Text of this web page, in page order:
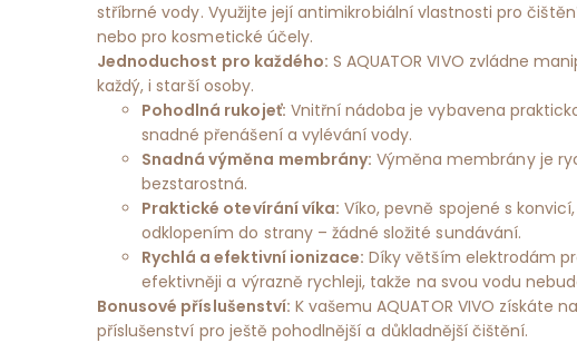
stříbrné vody. Využijte její antimikrobiální vlastnosti pro
nebo pro kosmetické účely.
Jednoduchost pro každého: S AQUATOR VIVO zvládne
každý, i starší osoby.
Pohodlná rukojeť: Vnitřní nádoba je vybavena
snadné přenášení a vylévání vody.
Snadná výměna membrány: Výměna membrány je
bezstarostná.
Praktické otevírání víka: Víko, pevně spojené s
odklopením do strany – žádné složité sundávání.
Rychlá a efektivní ionizace: Díky větším elektrodám
efektivněji a výrazně rychleji, takže na svou vodu
Bonusové příslušenství: K vašemu AQUATOR VIVO získáte
příslušenství pro ještě pohodlnější a důkladnější čištění.